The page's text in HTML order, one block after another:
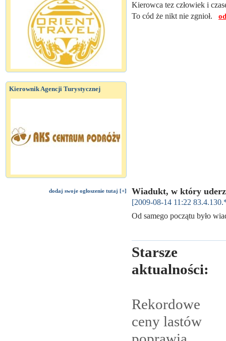
Kierownik Agencji Turystycznej
dodaj swoje ogłoszenie tutaj [+]
Kierowca tez człowiek i
To cód że nikt nie zgnioł.
Wiadukt, w który
[2009-08-14 11:22
Od samego początu było
Starsze
aktualności:
Rekordowe
ceny lastów